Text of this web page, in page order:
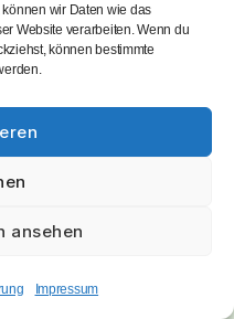
wir Daten wie das
Website verarbeiten. Wenn du
können bestimmte
ansehen
Impressum